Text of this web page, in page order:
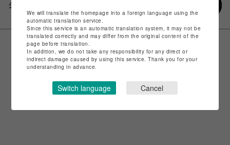
シェアする
We will translate the homepage into a foreign language using the
automatic translation service.
Since this service is an automatic translation system, it may not be
translated correctly and may differ from the original content of the
page before translation.
In addition, we do not take any responsibility for any direct or
indirect damage caused by using this service. Thank you for your
understanding in advance.
Switch language Cancel